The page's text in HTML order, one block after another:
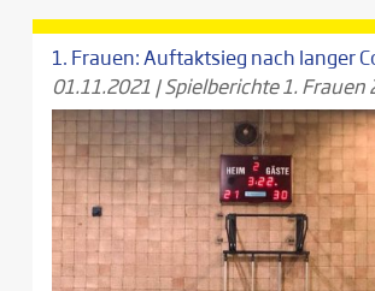
1. Frauen: Auftaktsieg nach langer
01.11.2021 |Spielberichte 1.